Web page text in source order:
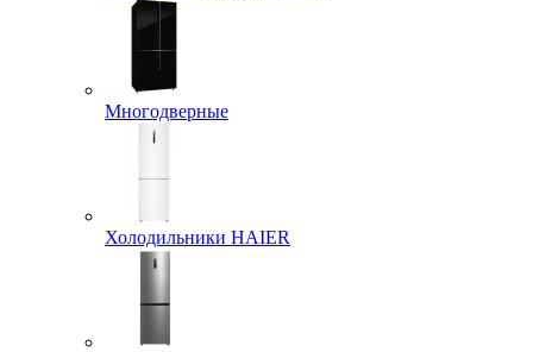
Многодверные
Холодильники HAIER